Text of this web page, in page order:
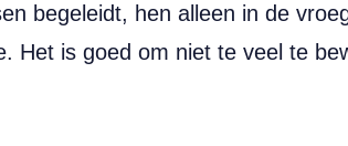
begeleidt, hen alleen in de
Het is goed om niet te veel te